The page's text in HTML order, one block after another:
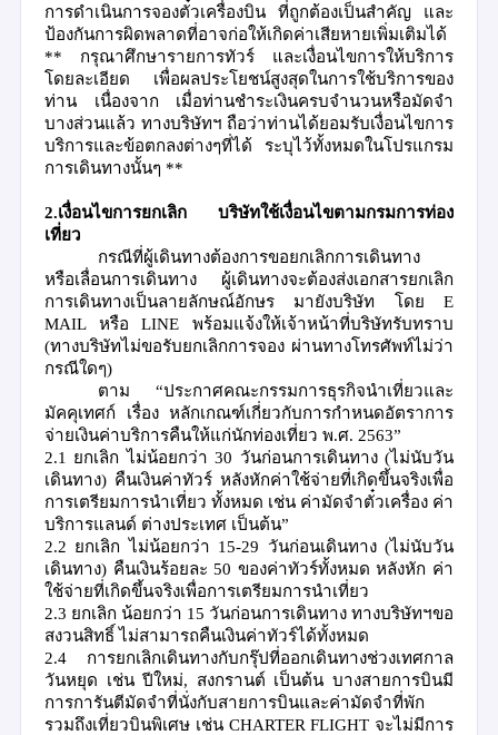
การดำเนินการจองตั๋วเครื่องบิน ที่ถูกต้องเป็นสำคัญ และ
ป้องกันการผิดพลาดที่อาจก่อให้เกิดค่าเสียหายเพิ่มเติมได้
** กรุณาศึกษารายการทัวร์ และเงื่อนไขการให้บริการ
โดยละเอียด เพื่อผลประโยชน์สูงสุดในการใช้บริการของ
ท่าน เนื่องจาก เมื่อท่านชำระเงินครบจำนวนหรือมัดจำ
บางส่วนแล้ว ทางบริษัทฯ ถือว่าท่านได้ยอมรับเงื่อนไขการ
บริการและข้อตกลงต่างๆที่ได้ ระบุไว้ทั้งหมดในโปรแกรม
การเดินทางนั้นๆ **
2.เงื่อนไขการยกเลิก บริษัทใช้เงื่อนไขตามกรมการท่อง
เที่ยว
กรณีที่ผู้เดินทางต้องการขอยกเลิกการเดินทาง
หรือเลื่อนการเดินทาง ผู้เดินทางจะต้องส่งเอกสารยกเลิก
การเดินทางเป็นลายลักษณ์อักษร มายังบริษัท โดย E
MAIL หรือ LINEพร้อมแจ้งให้เจ้าหน้าที่บริษัทรับทราบ
(ทางบริษัทไม่ขอรับยกเลิกการจอง ผ่านทางโทรศัพท์ไม่ว่า
กรณีใดๆ)
ตาม “ประกาศคณะกรรมการธุรกิจนำเที่ยวและ
มัคคุเทศก์ เรื่อง หลักเกณฑ์เกี่ยวกับการกำหนดอัตราการ
จ่ายเงินค่าบริการคืนให้แก่นักท่องเที่ยว พ.ศ. 2563”
2.1 ยกเลิก ไม่น้อยกว่า30 วันก่อนการเดินทาง (ไม่นับวัน
เดินทาง) คืนเงินค่าทัวร์ หลังหักค่าใช้จ่ายที่เกิดขึ้นจริงเพื่อ
การเตรียมการนำเที่ยว ทั้งหมด เช่น ค่ามัดจำตั๋วเครื่อง ค่า
บริการแลนด์ ต่างประเทศ เป็นต้น”
2.2 ยกเลิก ไม่น้อยกว่า 15-29 วันก่อนเดินทาง(ไม่นับวัน
เดินทาง) คืนเงินร้อยละ 50 ของค่าทัวร์ทั้งหมด หลังหัก ค่า
ใช้จ่ายที่เกิดขึ้นจริงเพื่อการเตรียมการนำเที่ยว
2.3 ยกเลิก น้อยกว่า 15 วันก่อนการเดินทาง ทางบริษัทฯขอ
สงวนสิทธิ์ ไม่สามารถคืนเงินค่าทัวร์ได้ทั้งหมด
2.4
การยกเลิกเดินทางกับกรุ๊ปที่ออกเดินทางช่วงเทศกาล
วันหยุด เช่น ปีใหม่, สงกรานต์ เป็นต้น บางสายการบินมี
การการันตีมัดจำที่นั่งกับสายการบินและค่ามัดจำที่พัก
รวมถึงเที่ยวบินพิเศษ เช่น CHARTER FLIGHT จะไม่มีการ